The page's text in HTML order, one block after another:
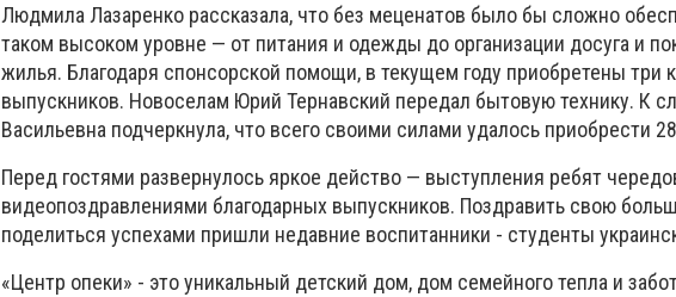
Людмила Лазаренко рассказала, что без меценатов было бы сложно
таком высоком уровне — от питания и одежды до организации досуга и
жилья. Благодаря спонсорской помощи, в текущем году приобретены три
выпускников. Новоселам Юрий Тернавский передал бытовую технику. К
Васильевна подчеркнула, что всего своими силами удалось приобрести
Перед гостями развернулось яркое действо — выступления ребят
видеопоздравлениями благодарных выпускников. Поздравить свою
поделиться успехами пришли недавние воспитанники - студенты
«Центр опеки» - это уникальный детский дом, дом семейного тепла и